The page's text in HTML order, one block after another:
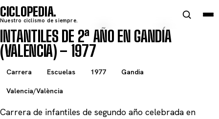
CICLOPEDIA
Nuestro ciclismo de siempre.
INTANTILES DE 2ª AÑO EN GANDÍA
(VALENCIA) – 1977
Carrera Escuelas 1977 Gandia
Valencia/València
Carrera de infantiles de segundo año celebrada en